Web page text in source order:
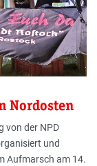
Nordosten
von der NPD
und
Aufmarsch am 14.